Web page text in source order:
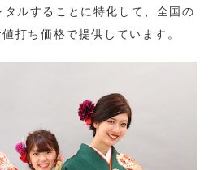
ルすることに特化して、全国の
打ち価格で提供しています。